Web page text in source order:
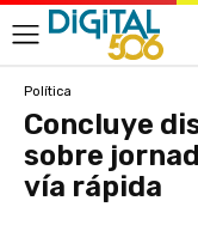
Política
Concluye
sobre
vía rápida